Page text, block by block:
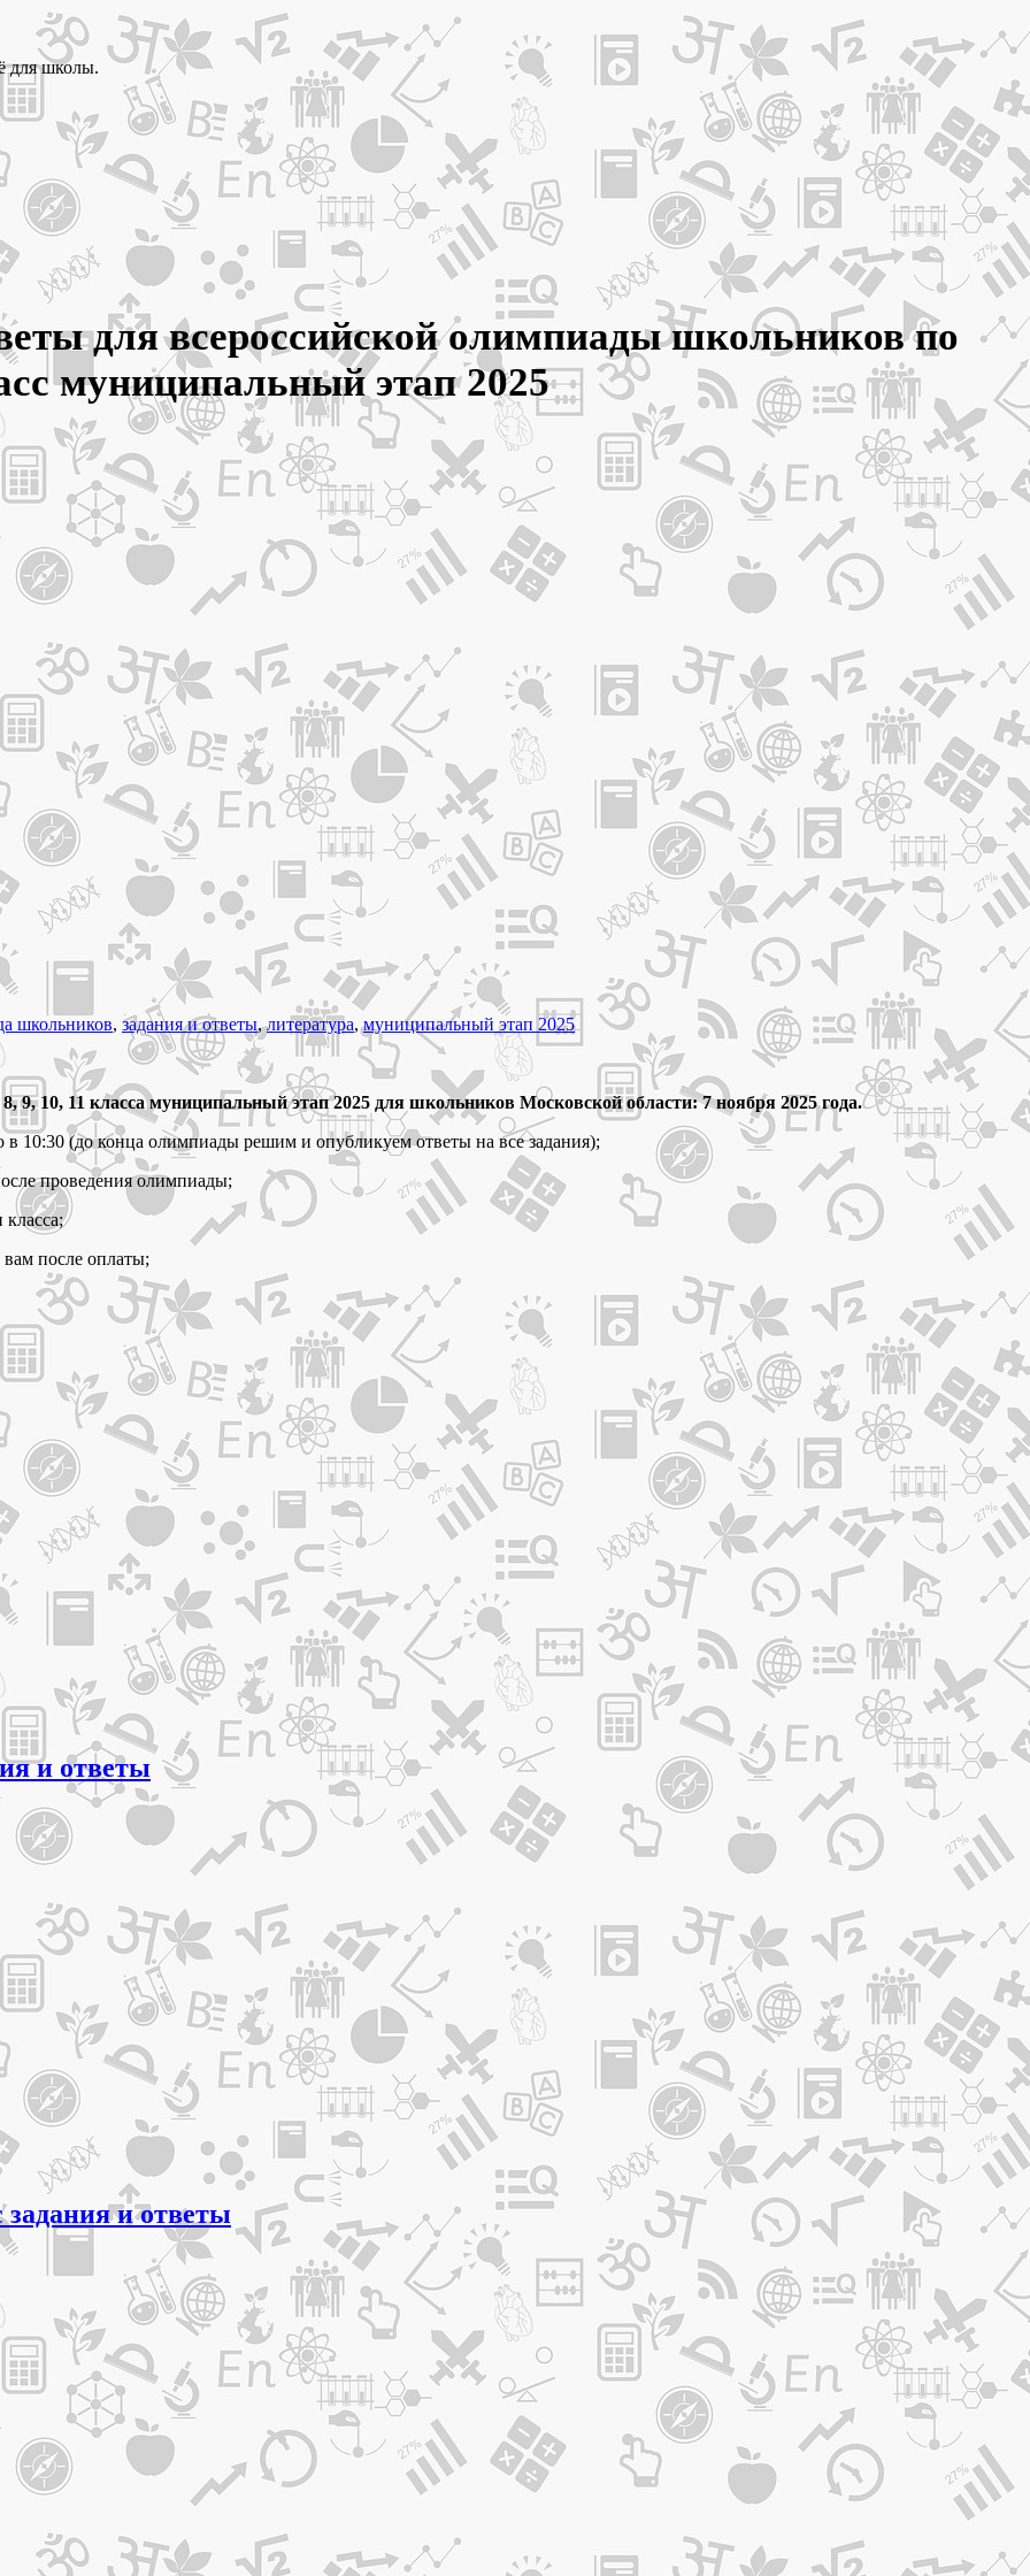
для школы.
для всероссийской олимпиады школьников по
муниципальный этап 2025
школьников, задания и ответы,литература,муниципальный этап 2025
9, 10, 11 класса муниципальный этап 2025 для школьников Московской области: 7 ноября 2025 года.
10:30 (до конца олимпиады решим и опубликуем ответы на все задания);
проведения олимпиады;
вам после оплаты;
и ответы
и ответы